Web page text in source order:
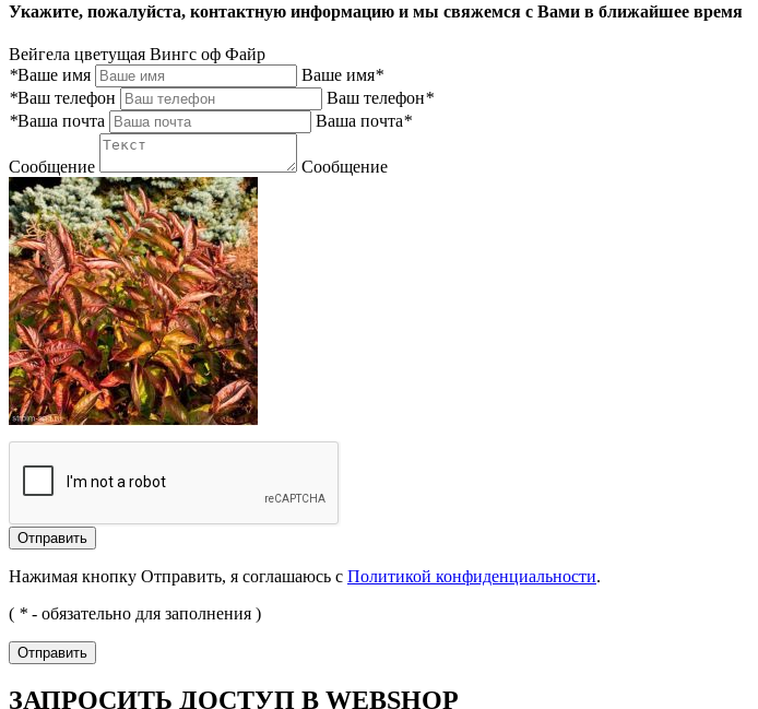
Укажите, пожалуйста, контактную информацию и мы свяжемся с Вами в ближайшее время
Вейгела цветущая Вингс оф Файр
*Ваше имя Ваше имя*
*Ваш телефон Ваш телефон*
*Ваша почта Ваша почта*
Сообщение Сообщение
Отправить
Нажимая кнопку Отправить, я соглашаюсь с Политикой конфиденциальности.
( * - обязательно для заполнения )
Отправить
ЗАПРОСИТЬ ДОСТУП В WEBSHOP